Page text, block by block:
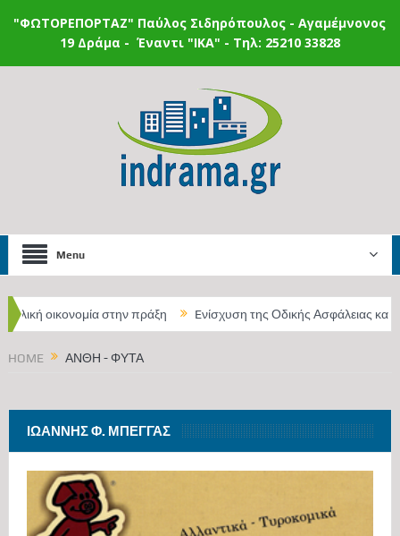
"ΦΩΤΟΡΕΠΟΡΤΑΖ" Παύλος Σιδηρόπουλος - Αγαμέμνονος
19 Δράμα - Έναντι "IKA" - Τηλ: 25210 33828
Menu
οικονομία στην πράξη Eνίσχυση της Οδικής Ασφάλειας και
HOME ΆΝΘΗ - ΦΥΤΆ
ΙΩΆΝΝΗΣ Φ. ΜΠΈΓΓΑΣ